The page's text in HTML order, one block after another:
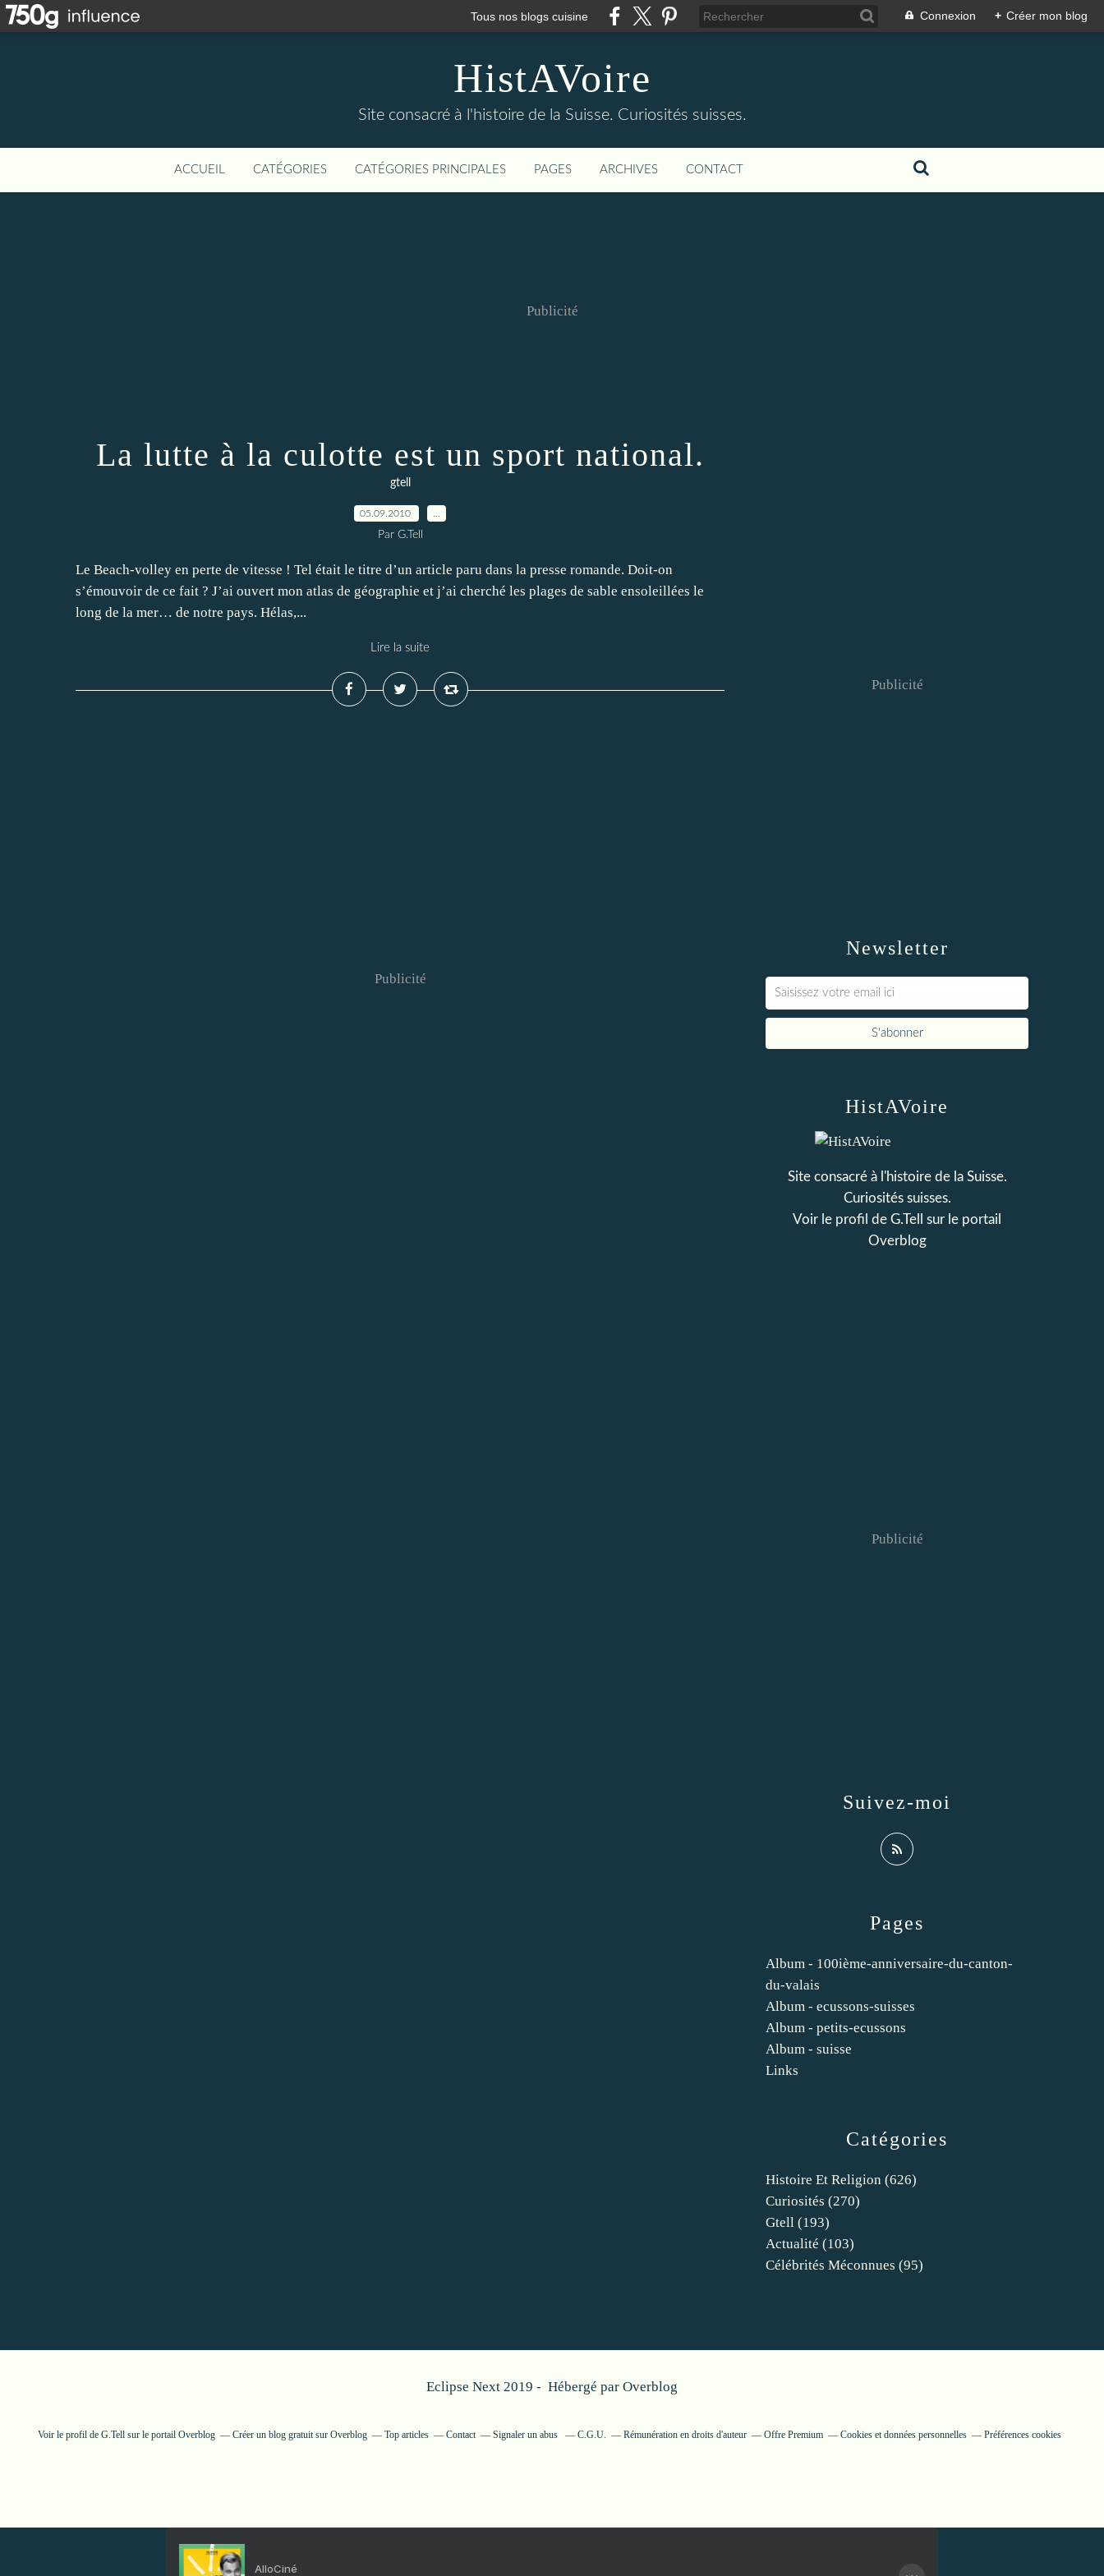
Tous nos blogs cuisine Connexion + Créer mon blog
HistAVoire
Site consacré à l'histoire de la Suisse. Curiosités suisses.
ACCUEIL CATÉGORIES CATÉGORIES PRINCIPALES PAGES ARCHIVES CONTACT
Publicité
La lutte à la culotte est un sport national.
gtell
05.09.2010
Par G.Tell
Le Beach-volley en perte de vitesse ! Tel était le titre d’un article paru dans la presse romande. Doit-on
s’émouvoir de ce fait ? J’ai ouvert mon atlas de géographie et j’ai cherché les plages de sable ensoleillées le
long de la mer… de notre pays. Hélas,...
Lire la suite
Publicité
Newsletter
Publicité
Catégories
Histoire Et Religion (626)
Curiosités (270)
Gtell (193)
Actualité (103)
Célébrités Méconnues (95)
Pages
Album - 100ième-anniversaire-du-canton-
du-valais
Album - ecussons-suisses
Album - petits-ecussons
Album - suisse
Links
HistAVoire
Site consacré à l'histoire de la Suisse.
Curiosités suisses.
Voir le profil de G.Tell
sur le portail
Overblog
Suivez-moi
Publicité
Eclipse Next 2019 - Hébergé par Overblog
Voir le profil de G.Tell sur le portail Overblog Créer un blog gratuit sur Overblog Top articles Contact Signaler un abus C.G.U. Rémunération en droits d'auteur Offre Premium Cookies et données personnelles Préférences cookies
AlloCiné